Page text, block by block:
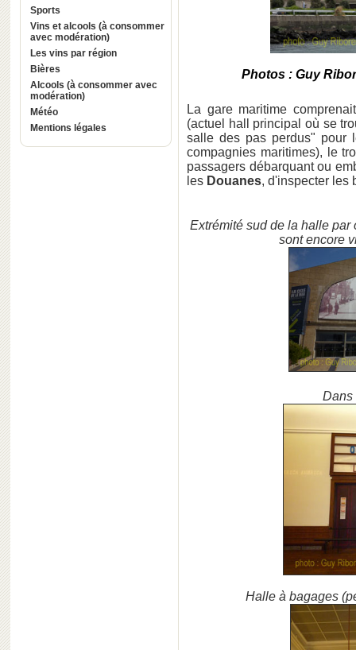
Sports
Vins et alcools (à consommer
avec modération)
Les vins par région
Bières
Alcools (à consommer avec
modération)
Météo
Mentions légales
Photos : Guy
La gare maritime
(actuel hall principal où se
salle des pas perdus" pour
compagnies maritimes), le
passagers débarquant ou
les Douanes, d'inspecter les
Extrémité sud de la halle
sont encore
Dans
Halle à bagages